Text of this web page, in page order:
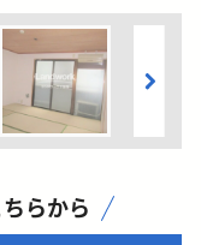
らから